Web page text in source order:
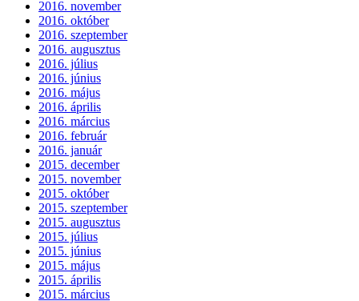
2016. november
2016. október
2016. szeptember
2016. augusztus
2016. július
2016. június
2016. május
2016. április
2016. március
2016. február
2016. január
2015. december
2015. november
2015. október
2015. szeptember
2015. augusztus
2015. július
2015. június
2015. május
2015. április
2015. március